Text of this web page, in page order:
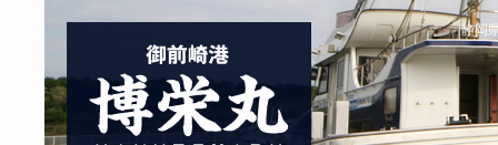
静岡